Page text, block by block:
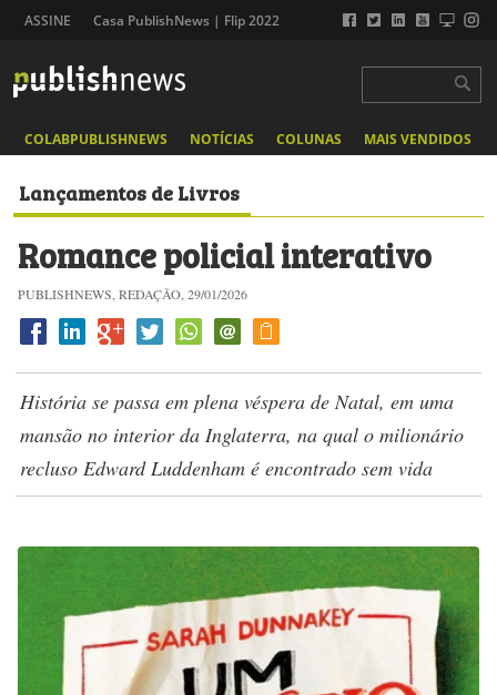
ASSINE Casa PublishNews | Flip 2022
COLABPUBLISHNEWS NOTÍCIAS COLUNAS MAIS VENDIDOS
Lançamentos de Livros
Romance policial interativo
PUBLISHNEWS, REDAÇÃO, 29/01/2026
História se passa em plena véspera de Natal, em uma
mansão no interior da Inglaterra, na qual o milionário
recluso Edward Luddenham é encontrado sem vida